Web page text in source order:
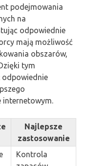
podejmowania
na
odpowiednie
mają możliwość
obszarów,
tym
internetowym.
Najlepsze
zastosowanie
Kontrola